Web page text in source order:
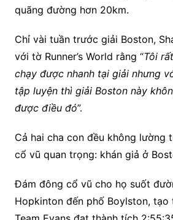
quãng đường hơn 20km.
Chỉ vài tuần trước giải Boston,
với tờ Runner’s World rằng “Tôi
chạy được nhanh tại giải nhưng
tập luyện thì giải Boston này
được điều đó”.
Cả hai cha con đều không lường
cổ vũ quan trọng: khán giả ở
Đám đông cổ vũ cho họ suốt
Hopkinton đến phố Boylston,